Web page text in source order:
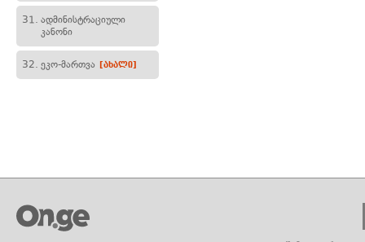
31. ადმინისტრაციული
კანონი
32. ეკო-მართვა [ახალი]